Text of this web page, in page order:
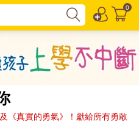
0
《真實的勇氣》！獻給所有勇敢